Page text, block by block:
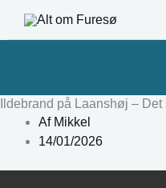
Ildebrand på Laanshøj –
AfMikkel
14/01/2026